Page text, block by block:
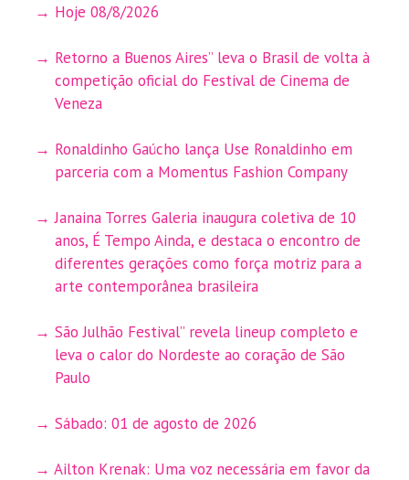
Hoje 08/8/2026
Retorno a Buenos Aires” leva o Brasil de volta à
competição oficial do Festival de Cinema de
Veneza
Ronaldinho Gaúcho lança Use Ronaldinho em
parceria com a Momentus Fashion Company
Janaina Torres Galeria inaugura coletiva de 10
anos, É Tempo Ainda, e destaca o encontro de
diferentes gerações como força motriz para a
arte contemporânea brasileira
São Julhão Festival” revela lineup completo e
leva o calor do Nordeste ao coração de São
Paulo
Sábado: 01 de agosto de 2026
Ailton Krenak: Uma voz necessária em favor da